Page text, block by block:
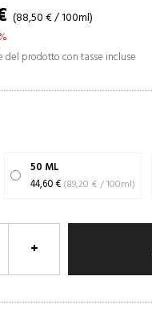
(88,50 € / 100ml)
del prodotto con tasse incluse
50 ML
44,60 €
(89,20 € / 100ml)